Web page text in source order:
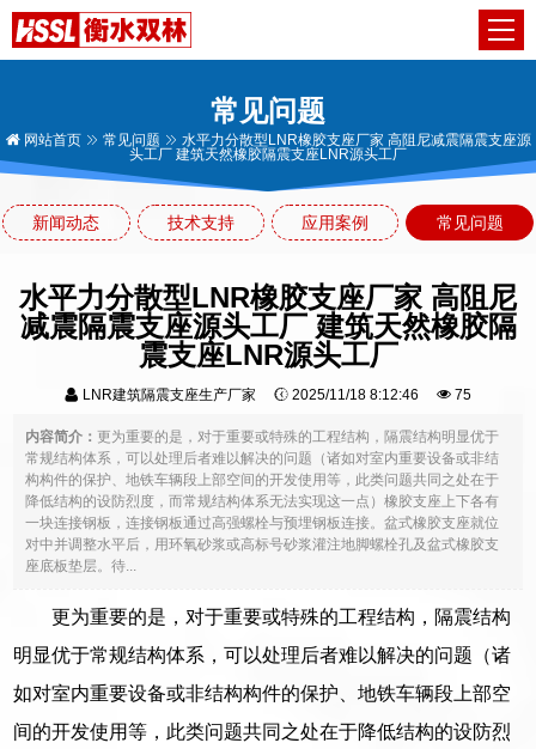
常见问题
网站首页 常见问题
水平力分散型LNR橡胶支座厂家 高阻尼减震隔震支座源
头工厂 建筑天然橡胶隔震支座LNR源头工厂
新闻动态 技术支持 应用案例 常见问题
水平力分散型LNR橡胶支座厂家 高阻尼
减震隔震支座源头工厂 建筑天然橡胶隔
震支座LNR源头工厂
LNR建筑隔震支座生产厂家 2025/11/18 8:12:46 75
内容简介：更为重要的是，对于重要或特殊的工程结构，隔震结构明显优于
常规结构体系，可以处理后者难以解决的问题（诸如对室内重要设备或非结
构构件的保护、地铁车辆段上部空间的开发使用等，此类问题共同之处在于
降低结构的设防烈度，而常规结构体系无法实现这一点）橡胶支座上下各有
一块连接钢板，连接钢板通过高强螺栓与预埋钢板连接。盆式橡胶支座就位
对中并调整水平后，用环氧砂浆或高标号砂浆灌注地脚螺栓孔及盆式橡胶支
座底板垫层。待...
更为重要的是，对于重要或特殊的工程结构，隔震结构
明显优于常规结构体系，可以处理后者难以解决的问题（诸
如对室内重要设备或非结构构件的保护、地铁车辆段上部空
间的开发使用等，此类问题共同之处在于降低结构的设防烈